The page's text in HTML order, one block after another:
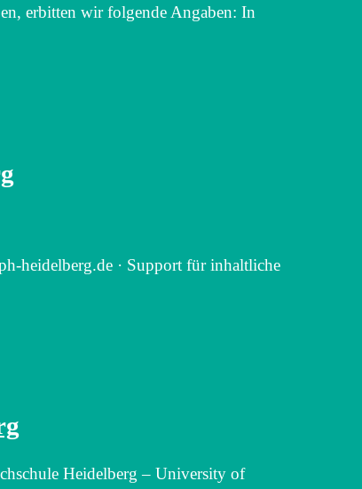
erbitten wir folgende Angaben: In
heidelberg.​de · Support für inhaltliche
Heidelberg – University of